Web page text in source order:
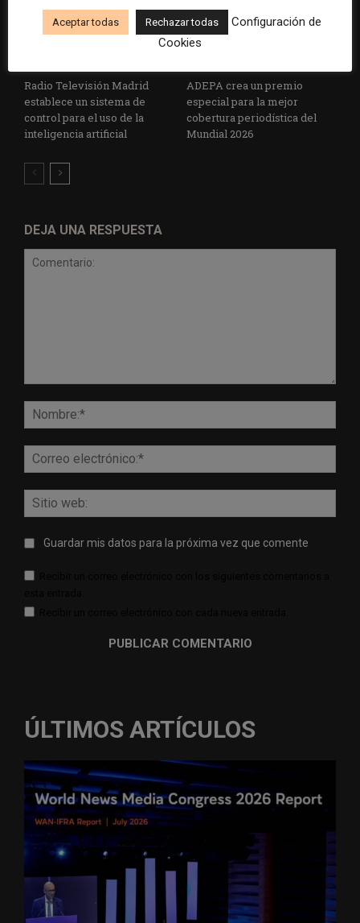
Radio Televisión Madrid
establece un sistema de
control para el uso de la
inteligencia artificial
ADEPA crea un premio
especial para la mejor
cobertura periodística del
Mundial 2026
DEJA UNA RESPUESTA
Guardar mis datos para la próxima vez que comente
ÚLTIMOS ARTÍCULOS
Aceptar todas Rechazar todas
Configuración de
Cookies